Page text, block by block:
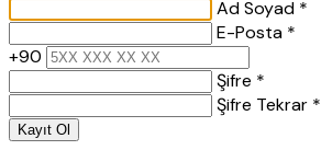
Ad Soyad *
E-Posta *
+90
Şifre *
Şifre Tekrar *
Kayıt Ol